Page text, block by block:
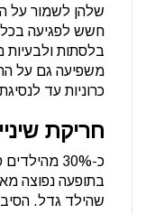
שלהן לשמור על
חשש לפגיעה בכל
בלסתות ולבעיות
משפיעה גם על
כרוניות עד
חריקת
כ-30%
בתופעה נפוצה
שהילד גדל.